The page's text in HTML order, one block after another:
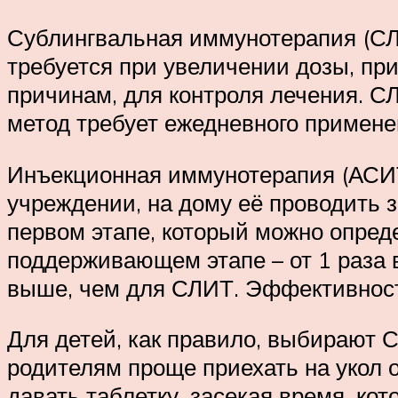
Сублингвальная иммунотерапия
требуется при увеличении дозы,
причинам, для контроля лечения.
метод требует ежедневного
Инъекционная иммунотерапия
учреждении, на дому её
первом этапе, который можно
поддерживающем этапе – от 1 раза
выше, чем для СЛИТ.
Для детей, как правило, выбирают
родителям проще приехать на укол